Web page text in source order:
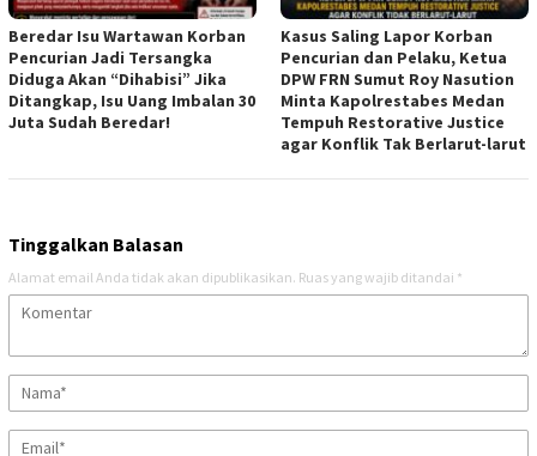
Beredar Isu Wartawan Korban
Pencurian Jadi Tersangka
Diduga Akan “Dihabisi” Jika
Ditangkap, Isu Uang Imbalan 30
Juta Sudah Beredar!
Kasus Saling Lapor Korban
Pencurian dan Pelaku, Ketua
DPW FRN Sumut Roy Nasution
Minta Kapolrestabes Medan
Tempuh Restorative Justice
agar Konflik Tak Berlarut-larut
Tinggalkan Balasan
Alamat email Anda tidak akan dipublikasikan. Ruas yang wajib ditandai *